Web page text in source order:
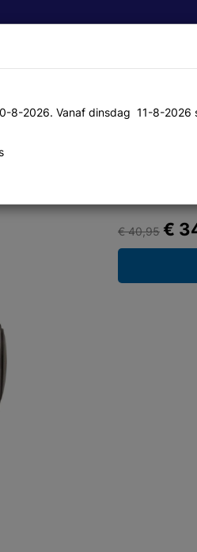
Contact
€ 40,95 €
8-2026. Vanaf dinsdag 11-8-2026